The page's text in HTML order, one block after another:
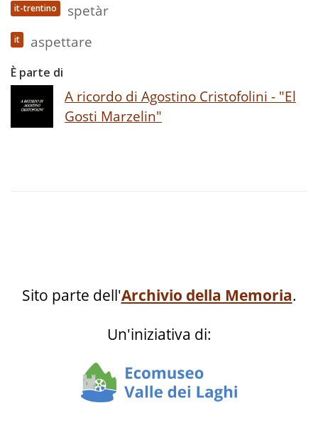
it-trentino spetàr
it aspettare
È parte di
A ricordo di Agostino Cristofolini - "El
Gosti Marzelin"
Sito parte dell'Archivio della Memoria.
Un'iniziativa di: